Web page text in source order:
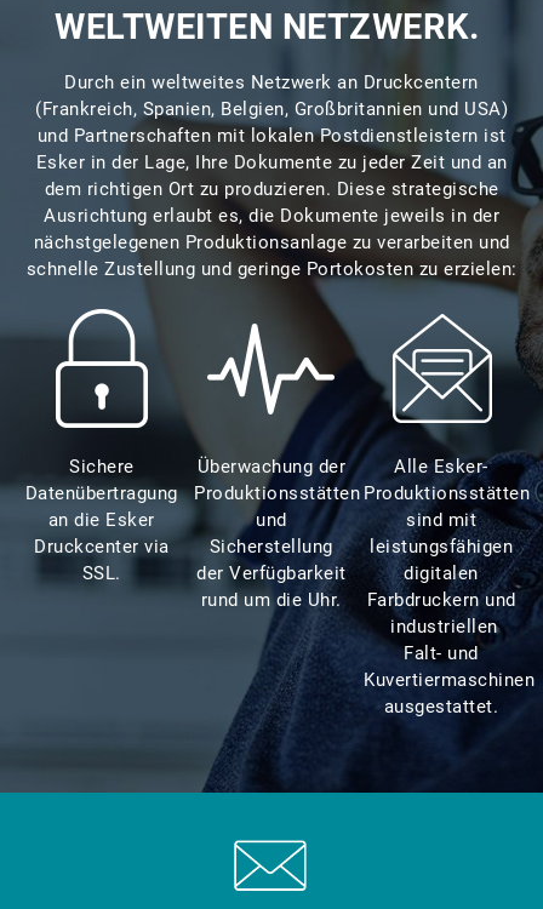
WELTWEITEN NETZWERK.
Durch ein weltweites Netzwerk an Druckcentern
(Frankreich, Spanien, Belgien, Großbritannien und USA)
und Partnerschaften mit lokalen Postdienstleistern ist
Esker in der Lage, Ihre Dokumente zu jeder Zeit und an
dem richtigen Ort zu produzieren. Diese strategische
Ausrichtung erlaubt es, die Dokumente jeweils in der
nächstgelegenen Produktionsanlage zu verarbeiten und
schnelle Zustellung und geringe Portokosten zu erzielen:
Sichere
Datenübertragung
an die Esker
Druckcenter via
SSL.
Überwachung der
Produktionsstätten
und
Sicherstellung
der Verfügbarkeit
rund um die Uhr.
Alle Esker-
Produktionsstätten
sind mit
leistungsfähigen
digitalen
Farbdruckern und
industriellen
Falt- und
Kuvertiermaschinen
ausgestattet.